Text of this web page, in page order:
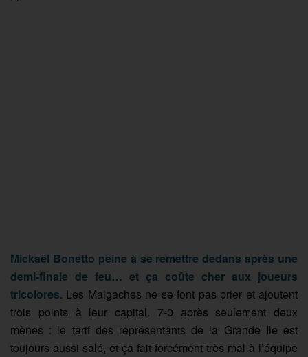
Mickaël Bonetto peine à se remettre dedans après une
demi-finale de feu… et ça coûte cher aux joueurs
tricolores. Les Malgaches ne se font pas prier et ajoutent
trois points à leur capital. 7-0 après seulement deux
mènes : le tarif des représentants de la Grande Ile est
toujours aussi salé, et ça fait forcément très mal à l’équipe